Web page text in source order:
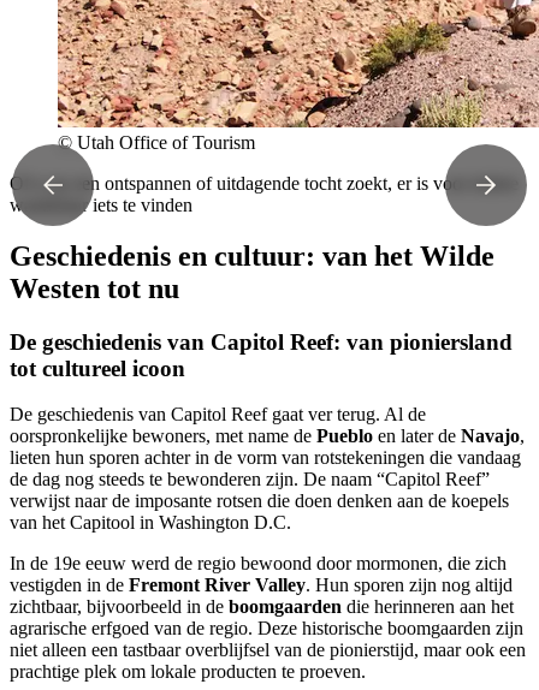
© Utah Office of Tourism
Of u nu een ontspannen of uitdagende tocht zoekt, er is voor iedere
wandelaar iets te vinden
Geschiedenis en cultuur: van het Wilde
Westen tot nu
De geschiedenis van Capitol Reef: van pioniersland
tot cultureel icoon
De geschiedenis van Capitol Reef gaat ver terug. Al de
oorspronkelijke bewoners, met name de Pueblo en later de Navajo,
lieten hun sporen achter in de vorm van rotstekeningen die vandaag
de dag nog steeds te bewonderen zijn. De naam “Capitol Reef”
verwijst naar de imposante rotsen die doen denken aan de koepels
van het Capitool in Washington D.C.
In de 19e eeuw werd de regio bewoond door mormonen, die zich
vestigden in de Fremont River Valley. Hun sporen zijn nog altijd
zichtbaar, bijvoorbeeld in de boomgaarden die herinneren aan het
agrarische erfgoed van de regio. Deze historische boomgaarden zijn
niet alleen een tastbaar overblijfsel van de pionierstijd, maar ook een
prachtige plek om lokale producten te proeven.